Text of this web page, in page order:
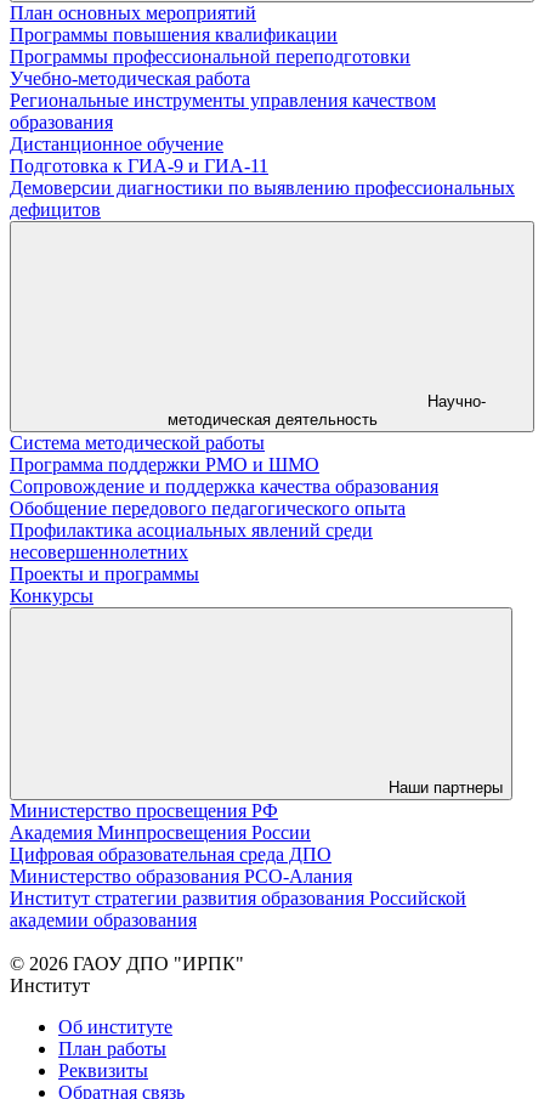
План основных мероприятий
Программы повышения квалификации
Программы профессиональной переподготовки
Учебно-методическая работа
Региональные инструменты управления качеством
образования
Дистанционное обучение
Подготовка к ГИА-9 и ГИА-11
Демоверсии диагностики по выявлению профессиональных
дефицитов
Научно-
методическая деятельность
Система методической работы
Программа поддержки РМО и ШМО
Сопровождение и поддержка качества образования
Обобщение передового педагогического опыта
Профилактика асоциальных явлений среди
несовершеннолетних
Проекты и программы
Конкурсы
Наши партнеры
Министерство просвещения РФ
Академия Минпросвещения России
Цифровая образовательная среда ДПО
Министерство образования РСО-Алания
Институт стратегии развития образования Российской
академии образования
© 2026 ГАОУ ДПО "ИРПК"
Институт
Об институте
План работы
Реквизиты
Обратная связь